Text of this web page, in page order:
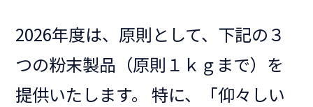
2026年度は、原則として、下記の３
つの粉末製品（原則１ｋｇまで）を
提供いたします。 特に、「仰々しい